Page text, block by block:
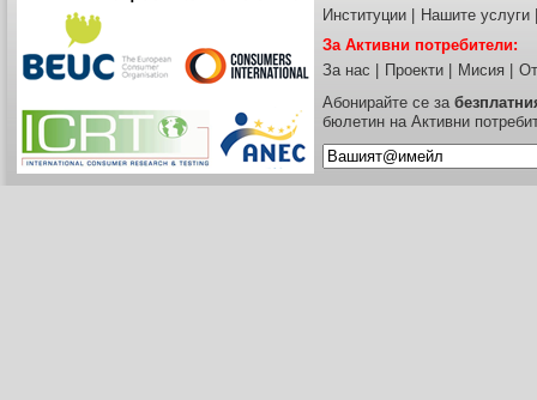
Институции
Нашите услуги
За Активни потребители:
За нас
Проекти Мисия
Абонирайте се за
бюлетин на Активни